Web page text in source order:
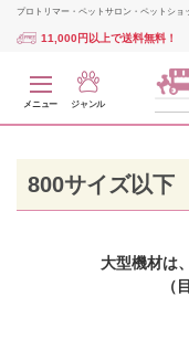
プロトリマー・ペットサロン・ペットショ
11,000円以上で送料無料！
メニュー ジャンル
800サイズ以下
大型機材は
（